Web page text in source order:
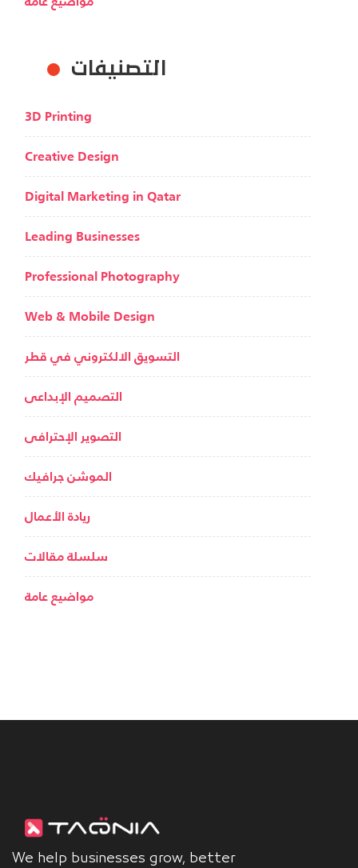
التصنيفات
3D Printing
Creative Design
Digital Marketing in Qatar
Leading Businesses
Professional Photography
Web & Mobile Design
التسويق الالكتروني في قطر
التصميم الإبداعى
التصوير الإحترافى
الموشن جرافيك
ريادة الأعمال
سلسلة مقالات
مواضيع عامة
We help businesses grow, better